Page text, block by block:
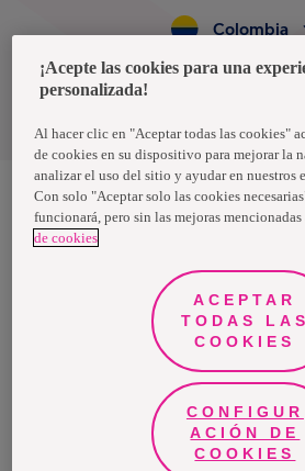
Política de privacidad
Colombia
Nosotras, una marca de Essity - una
higiene y salud. Cada día, mil millones de
propósito es romper barreras por el
consumidores, pacientes, cuidadores,
general. Vendemos en aproximadamente
principales marcas globales TENA y Tork,
como Actimove, Cutimed, JOBST, Knix,
Lotus, Modibodi, Nosotras, Saba, Tempo,
2024, Essity tuvo ventas de
euros y empleó a 36,000 personas. La sede
ubicada en Estocolmo, Suecia, y Essity
Más información enwww.essity.com.
¡Acepte las cookies para una
personalizada!
Al hacer clic en "Aceptar todas las cookies"
de cookies en su dispositivo para mejorar la
analizar el uso del sitio y ayudar en nuestros
Con solo "Aceptar solo las cookies
funcionará, pero sin las mejoras mencionadas
de cookies
ACEPTAR
TODAS LAS
COOKIES
CONFIGUR
ACIÓN DE
COOKIES